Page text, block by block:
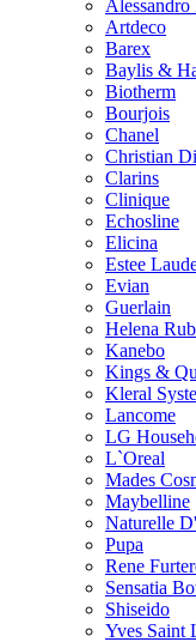
Alessandro
Artdeco
Barex
Baylis &
Biotherm
Bourjois
Chanel
Christian
Clarins
Clinique
Echosline
Elicina
Estee
Evian
Guerlain
Helena
Kanebo
Kings &
Kleral
Lancome
LG
L`Oreal
Mades
Maybelline
Naturelle
Pupa
Rene
Sensatia
Shiseido
Yves Saint